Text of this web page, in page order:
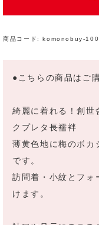
形
梅
か
し/
No,703』
商品コード:komonobuy-
●こちらの商品はご
綺麗に着れる！創
クプレタ長襦袢
薄黄色地に梅のボカ
です。
訪問着・小紋とフォ
けます。